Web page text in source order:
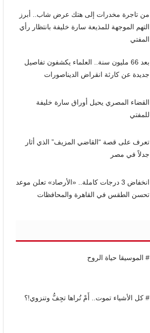
من تاجرة مخدرات إلى هتك عرض شاب.. أبرز
التهم الموجهة للمذيعة سارة خليفة بانتظار رأي
المفتي
بعد 66 مليون سنة.. العلماء يكشفون تفاصيل
جديدة عن كارثة انقراض الديناصورات
القضاء المصري يحيل أوراق سارة خليفة
للمفتي
تعرف على قصة “القاضي المزيف” الذي أثار
جدلاً في مصر
انخفاض 3 درجات كاملة.. «الأرصاد» تعلن موعد
تحسن الطقس في القاهرة والمحافظات
# الموسيقا حياة الروح
# كل الأشياء تموت.. أَمْ تُراها تجِفُّ وتنزوي!؟